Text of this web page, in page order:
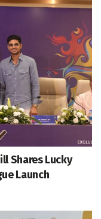
Shares Lucky
Launch